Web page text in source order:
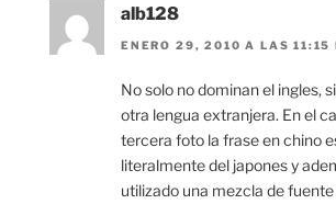
alb128
ENERO 29, 2010 A LAS 11:15
No solo no dominan el ingles,
otra lengua extranjera. En el
tercera foto la frase en chino
literalmente del japones y
utilizado una mezcla de